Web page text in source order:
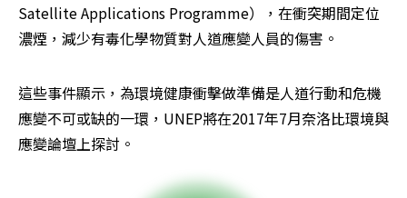
Satellite Applications Programme），在衝突期間定位
濃煙，減少有毒化學物質對人道應變人員的傷害。
這些事件顯示，為環境健康衝擊做準備是人道行動和危機
應變不可或缺的一環，UNEP將在2017年7月奈洛比環境與
應變論壇上探討。